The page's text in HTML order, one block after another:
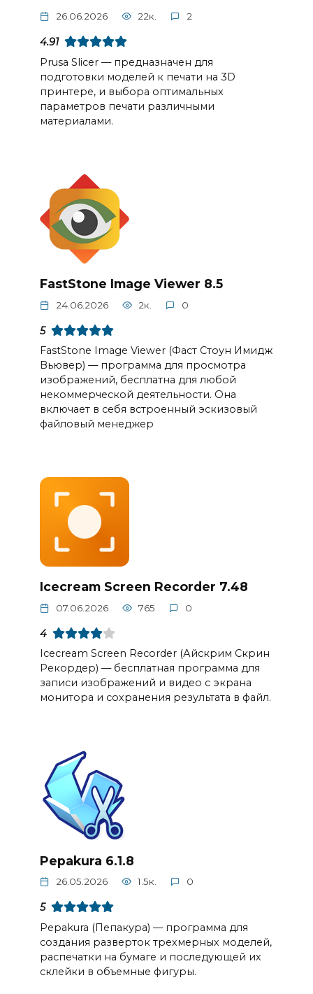
26.06.2026 22к. 2
4.91
Prusa Slicer — предназначен для
подготовки моделей к печати на 3D
принтере, и выбора оптимальных
параметров печати различными
материалами.
FastStone Image Viewer 8.5
24.06.2026 2к. 0
5
FastStone Image Viewer (Фаст Стоун Имидж
Вьювер) — программа для просмотра
изображений, бесплатна для любой
некоммерческой деятельности. Она
включает в себя встроенный эскизовый
файловый менеджер
Icecream Screen Recorder 7.48
07.06.2026 765 0
4
Icecream Screen Recorder (Айскрим Скрин
Рекордер) — бесплатная программа для
записи изображений и видео с экрана
монитора и сохранения результата в файл.
Pepakura 6.1.8
26.05.2026 1.5к. 0
5
Pepakura (Пепакура) — программа для
создания разверток трехмерных моделей,
распечатки на бумаге и последующей их
склейки в объемные фигуры.